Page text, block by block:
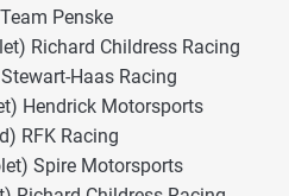
Penske
Richard Childress Racing
Haas Racing
Hendrick Motorsports
RFK Racing
Spire Motorsports